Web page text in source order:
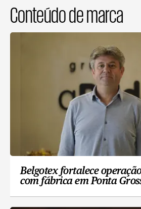
Conteúdo de marca
Belgotex fortalece
com fábrica em Ponta